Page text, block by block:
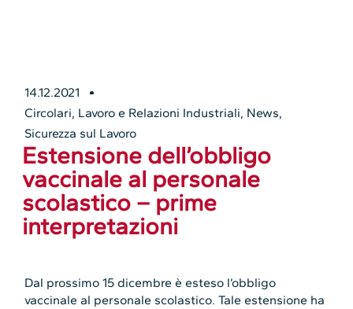
14.12.2021
Circolari, Lavoro e Relazioni Industriali, News,
Sicurezza sul Lavoro
Estensione dell’obbligo
vaccinale al personale
scolastico – prime
interpretazioni
Dal prossimo 15 dicembre è esteso l’obbligo
vaccinale al personale scolastico. Tale estensione ha